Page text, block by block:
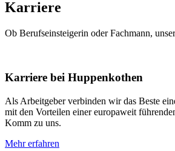
Karriere
Ob Berufseinsteigerin oder Fachmann,
Karriere bei Huppenkothen
Als Arbeitgeber verbinden wir das Beste
mit den Vorteilen einer europaweit
Komm zu uns.
Mehr erfahren